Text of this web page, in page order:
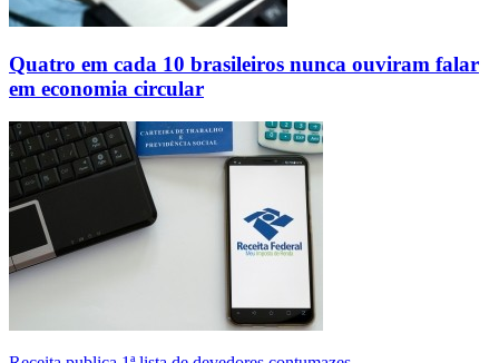
Quatro em cada 10 brasileiros nunca ouviram falar
em economia circular